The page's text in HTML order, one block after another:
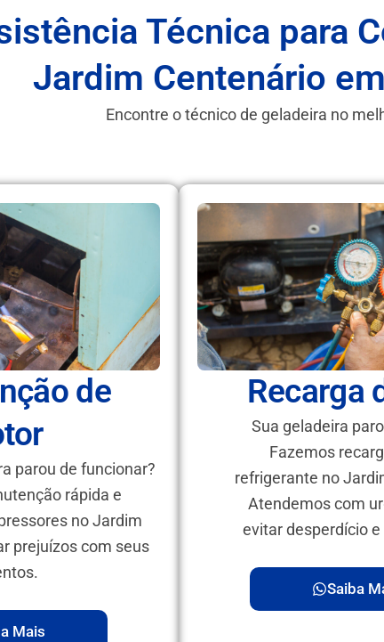
Técnica para
Jardim Centenário
Encontre o técnico de geladeira no
de
parou de funcionar?
rápida e
no Jardim
prejuízos com seus
Mais
Recarga
Sua geladeira
Fazemos
refrigerante no
Atendemos com
evitar desperdício
Saiba